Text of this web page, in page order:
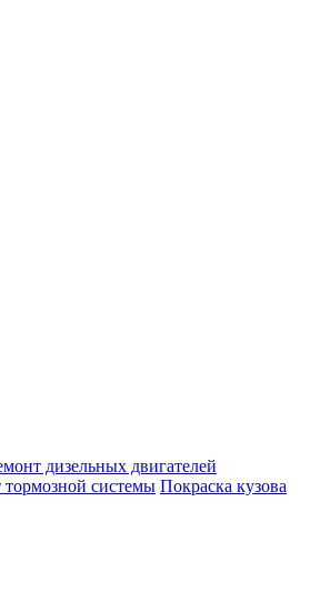
дизельных двигателей
тормозной системы Покраска кузова